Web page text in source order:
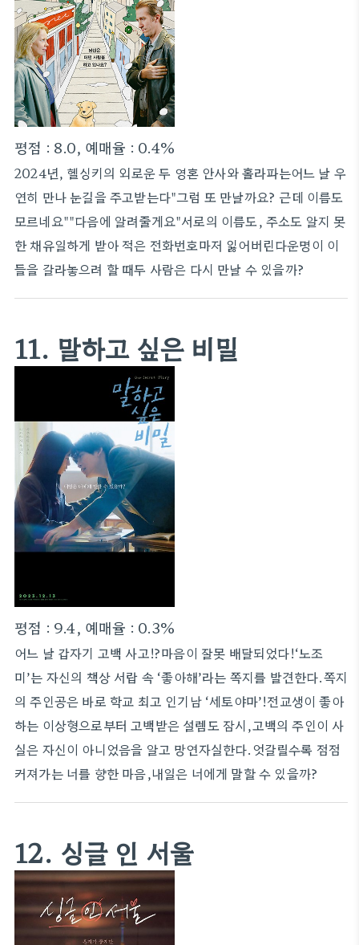
평점 : 8.0, 예매율 : 0.4%
2024년, 헬싱키의 외로운 두 영혼 안사와 홀라파는어느 날 우
연히 만나 눈길을 주고받는다"그럼 또 만날까요? 근데 이름도
모르네요""다음에 알려줄게요"서로의 이름도, 주소도 알지 못
한 채유일하게 받아 적은 전화번호마저 잃어버린다운명이 이
들을 갈라놓으려 할 때두 사람은 다시 만날 수 있을까?
11. 말하고 싶은 비밀
평점 : 9.4, 예매율 : 0.3%
어느 날 갑자기 고백 사고!?마음이 잘못 배달되었다!‘노조
미’는 자신의 책상 서랍 속 ‘좋아해’라는 쪽지를 발견한다.쪽지
의 주인공은 바로 학교 최고 인기남 ‘세토야마’!전교생이 좋아
하는 이상형으로부터 고백받은 설렘도 잠시,고백의 주인이 사
실은 자신이 아니었음을 알고 망연자실한다.엇갈릴수록 점점
커져가는 너를 향한 마음,내일은 너에게 말할 수 있을까?
12. 싱글 인 서울